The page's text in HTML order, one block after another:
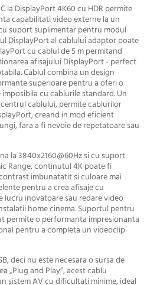
la DisplayPort4K60 cu HDR permite
capabilitati video externe la un
suport suplimentar pentru modul
DisplayPortal cablului adaptor poate
cu cablul de 5 m permitand
afisajuluiDisplayPort- perfect
Cablul combina un design
superioare pentru a oferi o
cu cablurile standard. Un
cablului, permite cablurilor
, creand in mod eficient
fara a fi nevoie de repetatoare sau
la3840x2160@60Hzsi cu suport
Range, continutul 4K poate fi
imbunatatit si culoare mai
pentru a crea afisaje cu
inovatoare sau redare video
home cinema. Suportul pentru
permite o performanta impresionanta
pentru a completa un videoclip
deci nu este necesara o sursa de
„Plug and Play”, acest cablu
sistem AV cu dificultati minime, ideal